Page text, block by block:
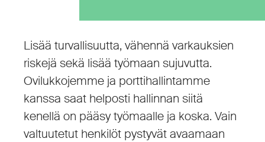
Lisää turvallisuutta, vähennä varkauksien
riskejä sekä lisää työmaan sujuvutta.
Ovilukkojemme ja porttihallintamme
kanssa saat helposti hallinnan siitä
kenellä on pääsy työmaalle ja koska. Vain
valtuutetut henkilöt pystyvät avaamaan